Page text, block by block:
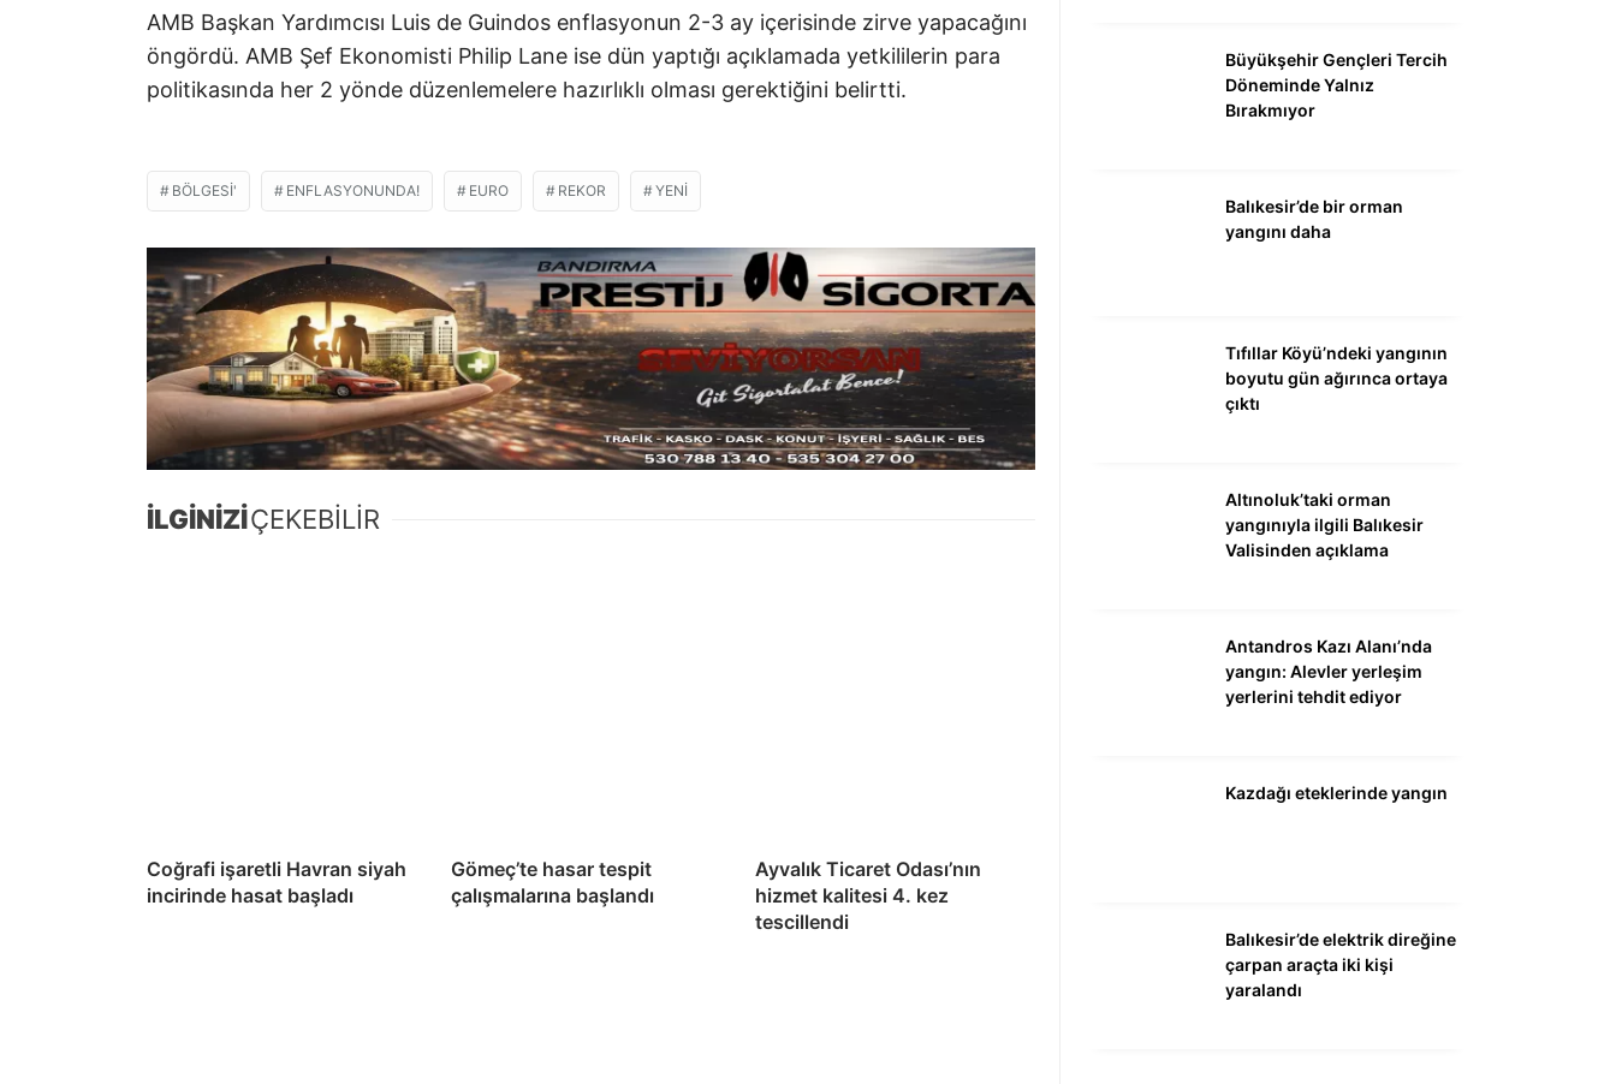
AMB Başkan Yardımcısı Luis de Guindos enflasyonun 2-3 ay içerisinde zirve yapacağını
öngördü. AMB Şef Ekonomisti Philip Lane ise dün yaptığı açıklamada yetkililerin para
politikasında her 2 yönde düzenlemelere hazırlıklı olması gerektiğini belirtti.
BÖLGESI' ENFLASYONUNDA! EURO REKOR YENI
İLGİNİZİÇEKEBİLİR
Coğrafi işaretli Havran siyah
incirinde hasat başladı
Gömeç’te hasar tespit
çalışmalarına başlandı
Ayvalık Ticaret Odası’nın
hizmet kalitesi 4. kez
tescillendi
Büyükşehir Gençleri Tercih
Döneminde Yalnız
Bırakmıyor
Balıkesir’de bir orman
yangını daha
Tıfıllar Köyü’ndeki yangının
boyutu gün ağırınca ortaya
çıktı
Altınoluk’taki orman
yangınıyla ilgili Balıkesir
Valisinden açıklama
Antandros Kazı Alanı’nda
yangın: Alevler yerleşim
yerlerini tehdit ediyor
Kazdağı eteklerinde yangın
Balıkesir’de elektrik direğine
çarpan araçta iki kişi
yaralandı